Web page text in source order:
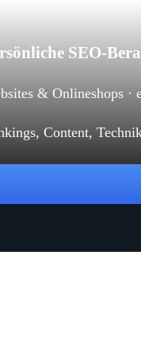
SEO-
& Onlineshops ·
Content,